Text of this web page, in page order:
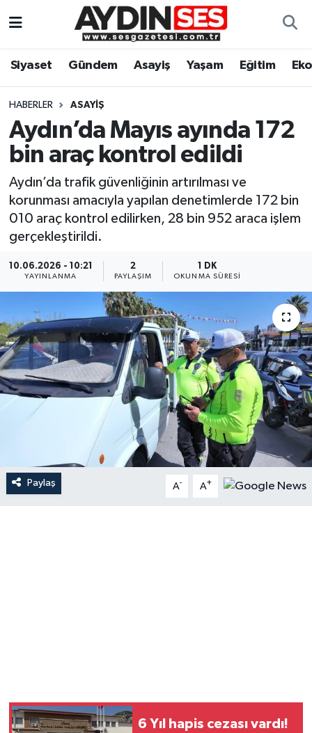
Siyaset Gündem Asayiş Yaşam Eğitim
HABERLER ASAYIŞ
Aydın’da Mayıs ayında 172
bin araç kontrol edildi
Aydın’da trafik güvenliğinin artırılması ve
korunması amacıyla yapılan denetimlerde 172 bin
010 araç kontrol edilirken, 28 bin 952 araca işlem
gerçekleştirildi.
10.06.2026 - 10:21
YAYINLANMA
2
PAYLAŞIM
1 DK
OKUNMA SÜRESI
Paylaş A- A+
6 Yıl hapis cezası vardı!
Gündem
Siyaset
Ekonomi
Eğitim
Kültür Sanat
Aydın Hava Durumu
Aydin Namaz Vakitleri
Aydın Trafik Yoğunluk Haritası
Süper Lig Puan Durumu ve Fikstür
Tüm Manşetler
Son Dakika Haberleri
Haber Arşivi